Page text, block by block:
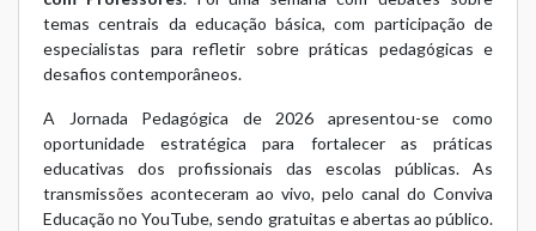
temas centrais da educação básica, com participação de
especialistas para refletir sobre práticas pedagógicas e
desafios contemporâneos.
A Jornada Pedagógica de 2026 apresentou-se como
oportunidade estratégica para fortalecer as práticas
educativas dos profissionais das escolas públicas. As
transmissões aconteceram ao vivo, pelo canal do Conviva
Educação no YouTube, sendo gratuitas e abertas ao público.